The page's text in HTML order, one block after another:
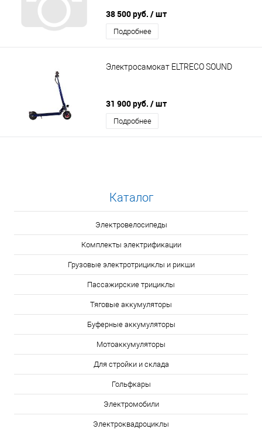
38 500 руб. / шт
Подробнее
Электросамокат ELTRECO SOUND
31 900 руб. / шт
Подробнее
Каталог
Электровелосипеды
Комплекты электрификации
Грузовые электротрициклы и рикши
Пассажирские трициклы
Тяговые аккумуляторы
Буферные аккумуляторы
Мотоаккумуляторы
Для стройки и склада
Гольфкары
Электромобили
Электроквадроциклы